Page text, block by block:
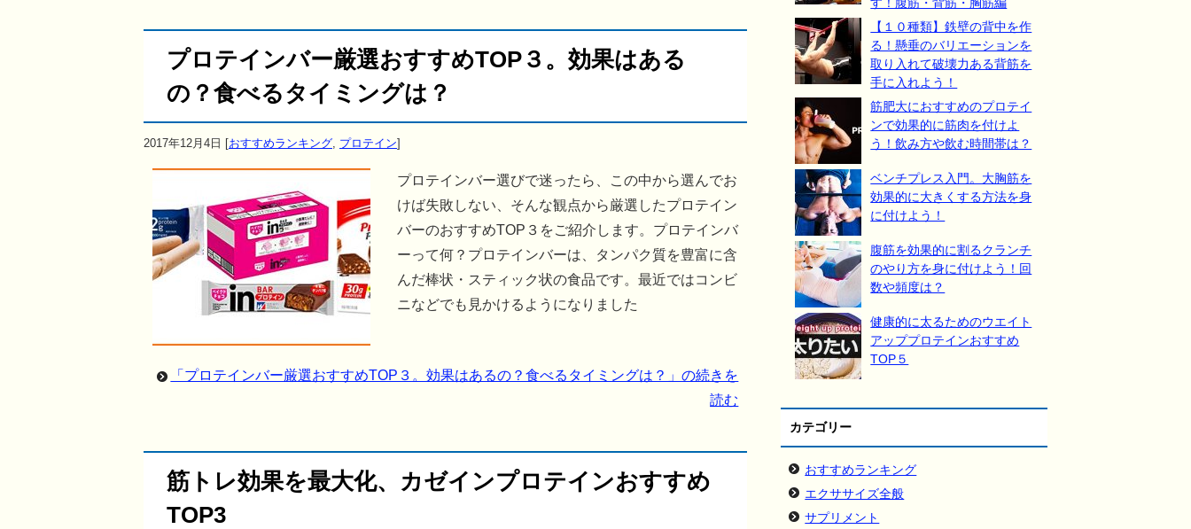
プロテインバー厳選おすすめTOP３。効果はある
の？食べるタイミングは？
2017年12月4日 [おすすめランキング プロテイン]
プロテインバー選びで迷ったら、この中から選んでお
けば失敗しない、そんな観点から厳選したプロテイン
バーのおすすめTOP３をご紹介します。プロテインバ
ーって何？プロテインバーは、タンパク質を豊富に含
んだ棒状・スティック状の食品です。最近ではコンビ
ニなどでも見かけるようになりました
「プロテインバー厳選おすすめTOP３。効果はあるの？食べるタイミングは？」の続きを
読む
筋トレ効果を最大化、カゼインプロテインおすすめ
TOP3
す！腹筋・背筋・胸筋編
【１０種類】鉄壁の背中を作
る！懸垂のバリエーションを
取り入れて破壊力ある背筋を
手に入れよう！
筋肥大におすすめのプロテイ
ンで効果的に筋肉を付けよ
う！飲み方や飲む時間帯は？
ベンチプレス入門。大胸筋を
効果的に大きくする方法を身
に付けよう！
腹筋を効果的に割るクランチ
のやり方を身に付けよう！回
数や頻度は？
健康的に太るためのウエイト
アッププロテインおすすめ
TOP５
カテゴリー
おすすめランキング
エクササイズ全般
サプリメント